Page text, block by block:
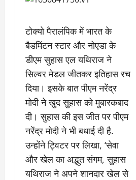
टोक्यो पैरालंपिक में भारत के
बैडमिंटन स्टार और नोएडा के
डीएम सुहास एल यथिराज ने
सिल्वर मेडल जीतकर इतिहास रच
दिया। इसके बात पीएम नरेंद्र
मोदी ने खुद सुहास को मुबारकबाद
दी। सुहास की इस जीत पर पीएम
नरेंद्र मोदी ने भी बधाई दी है.
उन्होंने ट्विटर पर लिखा, ‘सेवा
और खेल का अद्भुत संगम, सुहास
यथिराज ने अपने शानदार खेल से